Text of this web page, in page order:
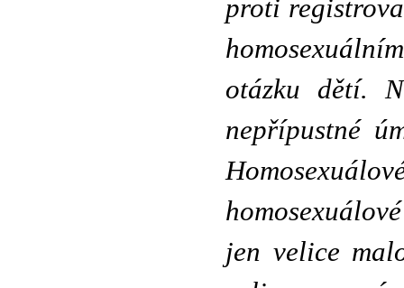
proti
otázku dětí.
nepřípustné
jen velice